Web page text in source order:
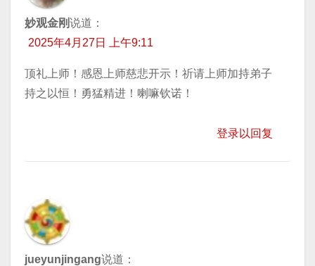
妙观金刚说道：
2025年4月27日 上午9:11
顶礼上师！感恩上师慈悲开示！祈请上师加持弟子
持之以恒！勇猛精进！喇嘛钦诺！
登录以回复
jueyunjingang说道：